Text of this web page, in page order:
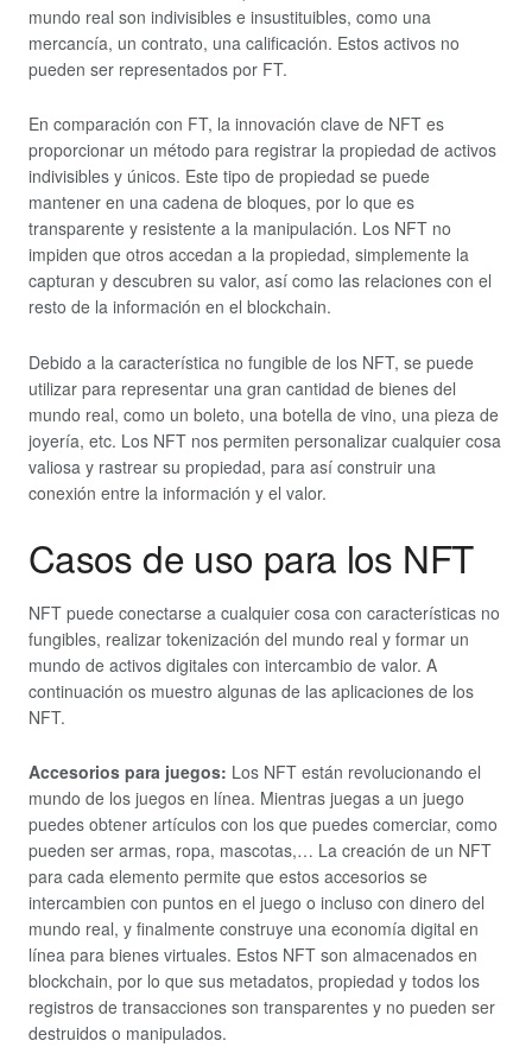
mundo real son indivisibles e insustituibles, como una
mercancía, un contrato, una calificación. Estos activos no
pueden ser representados por FT.
En comparación con FT, la innovación clave de NFT es
proporcionar un método para registrar la propiedad de activos
indivisibles y únicos. Este tipo de propiedad se puede
mantener en una cadena de bloques, por lo que es
transparente y resistente a la manipulación. Los NFT no
impiden que otros accedan a la propiedad, simplemente la
capturan y descubren su valor, así como las relaciones con el
resto de la información en el blockchain.
Debido a la característica no fungible de los NFT, se puede
utilizar para representar una gran cantidad de bienes del
mundo real, como un boleto, una botella de vino, una pieza de
joyería, etc. Los NFT nos permiten personalizar cualquier cosa
valiosa y rastrear su propiedad, para así construir una
conexión entre la información y el valor.
Casos de uso para los NFT
NFT puede conectarse a cualquier cosa con características no
fungibles, realizar tokenización del mundo real y formar un
mundo de activos digitales con intercambio de valor. A
continuación os muestro algunas de las aplicaciones de los
NFT.
Accesorios para juegos: Los NFT están revolucionando el
mundo de los juegos en línea. Mientras juegas a un juego
puedes obtener artículos con los que puedes comerciar, como
pueden ser armas, ropa, mascotas,… La creación de un NFT
para cada elemento permite que estos accesorios se
intercambien con puntos en el juego o incluso con dinero del
mundo real, y finalmente construye una economía digital en
línea para bienes virtuales. Estos NFT son almacenados en
blockchain, por lo que sus metadatos, propiedad y todos los
registros de transacciones son transparentes y no pueden ser
destruidos o manipulados.